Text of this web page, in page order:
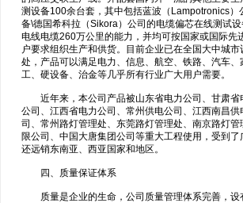
测设备100余台套，其中包括蓝波（Lampotronics）
备\德国希科拉（Sikora）公司的电缆偏芯在线测试
电线电缆260万公里的能力，并均可按国家或国际先
户要求组织生产和供货。目前企业已在全国大中城
处，产品可以满足电力、信息、航空、铁路、汽车
工、硬设备、治金等几乎所有行业广大用户需要。
近年来，本公司产品被山东省电力公司、甘肃省
公司、江西省电力公司、常州供电公司、江西南昌
司、常州路灯管理处、东莞路灯管理处、南京路灯
限公司、中国大唐集团公司等重大工程使用，受到了
还远销东南亚、西亚国家和地区。
四、质量保证体系
质量是企业的生命，公司质量管理体系完善，设